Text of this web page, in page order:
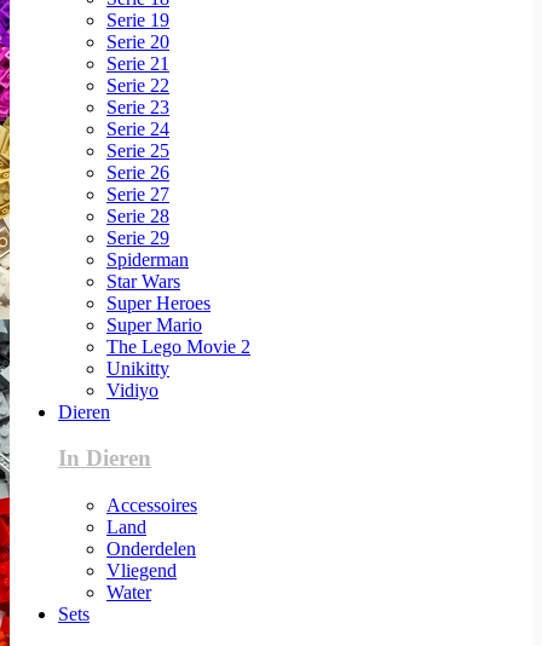
Serie 19
Serie 20
Serie 21
Serie 22
Serie 23
Serie 24
Serie 25
Serie 26
Serie 27
Serie 28
Serie 29
Spiderman
Star Wars
Super Heroes
Super Mario
The Lego Movie 2
Unikitty
Vidiyo
Dieren
In Dieren
Accessoires
Land
Onderdelen
Vliegend
Water
Sets